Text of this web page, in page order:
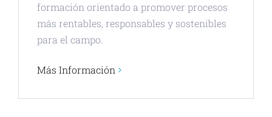
formación orientado a promover procesos
más rentables, responsables y sostenibles
para el campo.
Más Información